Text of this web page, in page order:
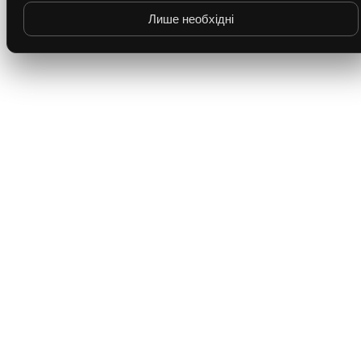
Лише необхідні